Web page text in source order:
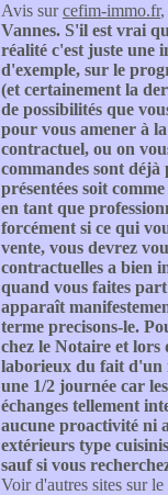
Avis surcefim-immo.fr,
Vannes. S'il est vrai
réalité c'est juste une
d'exemple, sur le
(et certainement la
de possibilités que
pour vous amener à
contractuel, ou on
commandes sont déjà
présentées soit
en tant que
forcément si ce qui
vente, vous devrez
contractuelles a bien
quand vous faites
apparaît
terme precisons-le.
chez le Notaire et
laborieux du fait d'un
une 1/2 journée car
échanges tellement
aucune proactivité ni
extérieurs type
sauf si vous
Voir d'autres sites sur le